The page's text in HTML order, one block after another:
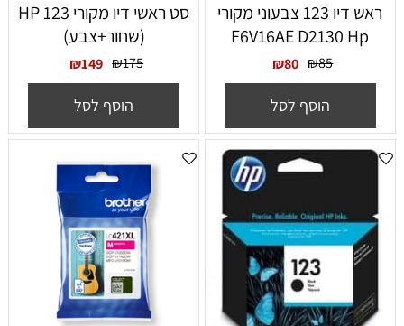
ראש דיו 123 צבעוני מקורי
F6V16AE D2130 Hp
₪85
₪80
הוסף לסל
סט ראשי דיו מקורי HP 123
(שחור+צבע)
₪175
₪149
הוסף לסל